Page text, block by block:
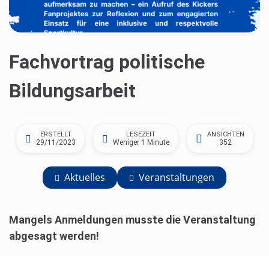
Fachvortrag politische
Bildungsarbeit
ERSTELLT
29/11/2023
LESEZEIT
Weniger 1 Minute
ANSICHTEN
352
Aktuelles Veranstaltungen
Mangels Anmeldungen musste die Veranstaltung
abgesagt werden!